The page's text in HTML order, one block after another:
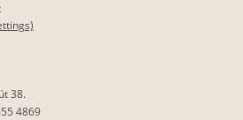
38.
4869